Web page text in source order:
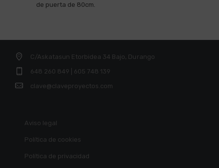
de puerta de 80cm.
C/Askatasun Etorbidea 34 Bajo, Durango
648 260 849 | 605 748 139
clave@claveproyectos.com
Aviso legal
Política de cookies
Política de privacidad